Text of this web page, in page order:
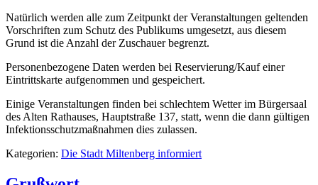
Natürlich werden alle zum Zeitpunkt der Veranstaltungen geltenden
Vorschriften zum Schutz des Publikums umgesetzt, aus diesem
Grund ist die Anzahl der Zuschauer begrenzt.
Personenbezogene Daten werden bei Reservierung/Kauf einer
Eintrittskarte aufgenommen und gespeichert.
Einige Veranstaltungen finden bei schlechtem Wetter im Bürgersaal
des Alten Rathauses, Hauptstraße 137, statt, wenn die dann gültigen
Infektionsschutzmaßnahmen dies zulassen.
Kategorien: Die Stadt Miltenberg informiert